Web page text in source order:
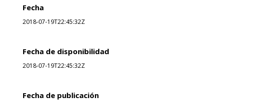
Fecha
2018-07-19T22:45:32Z
Fecha de disponibilidad
2018-07-19T22:45:32Z
Fecha de publicación